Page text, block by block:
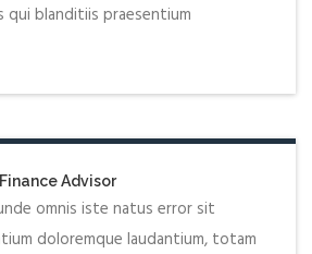
qui blanditiis praesentium
Finance Advisor
omnis iste natus error sit
doloremque laudantium, totam